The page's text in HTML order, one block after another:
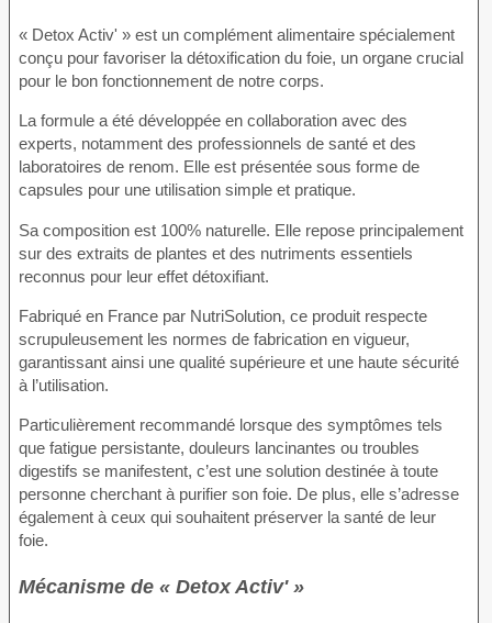
« Detox Activ' » est un complément alimentaire spécialement
conçu pour favoriser la détoxification du foie, un organe crucial
pour le bon fonctionnement de notre corps.
La formule a été développée en collaboration avec des
experts, notamment des professionnels de santé et des
laboratoires de renom. Elle est présentée sous forme de
capsules pour une utilisation simple et pratique.
Sa composition est 100% naturelle. Elle repose principalement
sur des extraits de plantes et des nutriments essentiels
reconnus pour leur effet détoxifiant.
Fabriqué en France par NutriSolution, ce produit respecte
scrupuleusement les normes de fabrication en vigueur,
garantissant ainsi une qualité supérieure et une haute sécurité
à l’utilisation.
Particulièrement recommandé lorsque des symptômes tels
que fatigue persistante, douleurs lancinantes ou troubles
digestifs se manifestent, c’est une solution destinée à toute
personne cherchant à purifier son foie. De plus, elle s’adresse
également à ceux qui souhaitent préserver la santé de leur
foie.
Mécanisme de « Detox Activ' »